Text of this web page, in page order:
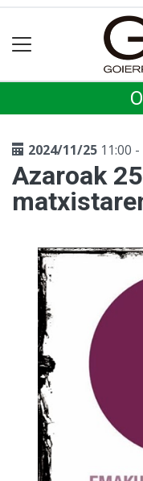
2024/11/25 11:00
Azaroak